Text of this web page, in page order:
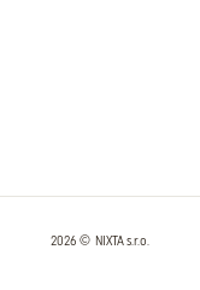
2026 © NIXTA s.r.o.